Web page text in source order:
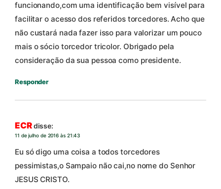
funcionando,com uma identificação bem visível para
facilitar o acesso dos referidos torcedores. Acho que
não custará nada fazer isso para valorizar um pouco
mais o sócio torcedor tricolor. Obrigado pela
consideração da sua pessoa como presidente.
Responder
ECRdisse:
11 de julho de 2016 às 21:43
Eu só digo uma coisa a todos torcedores
pessimistas,o Sampaio não cai,no nome do Senhor
JESUS CRISTO.